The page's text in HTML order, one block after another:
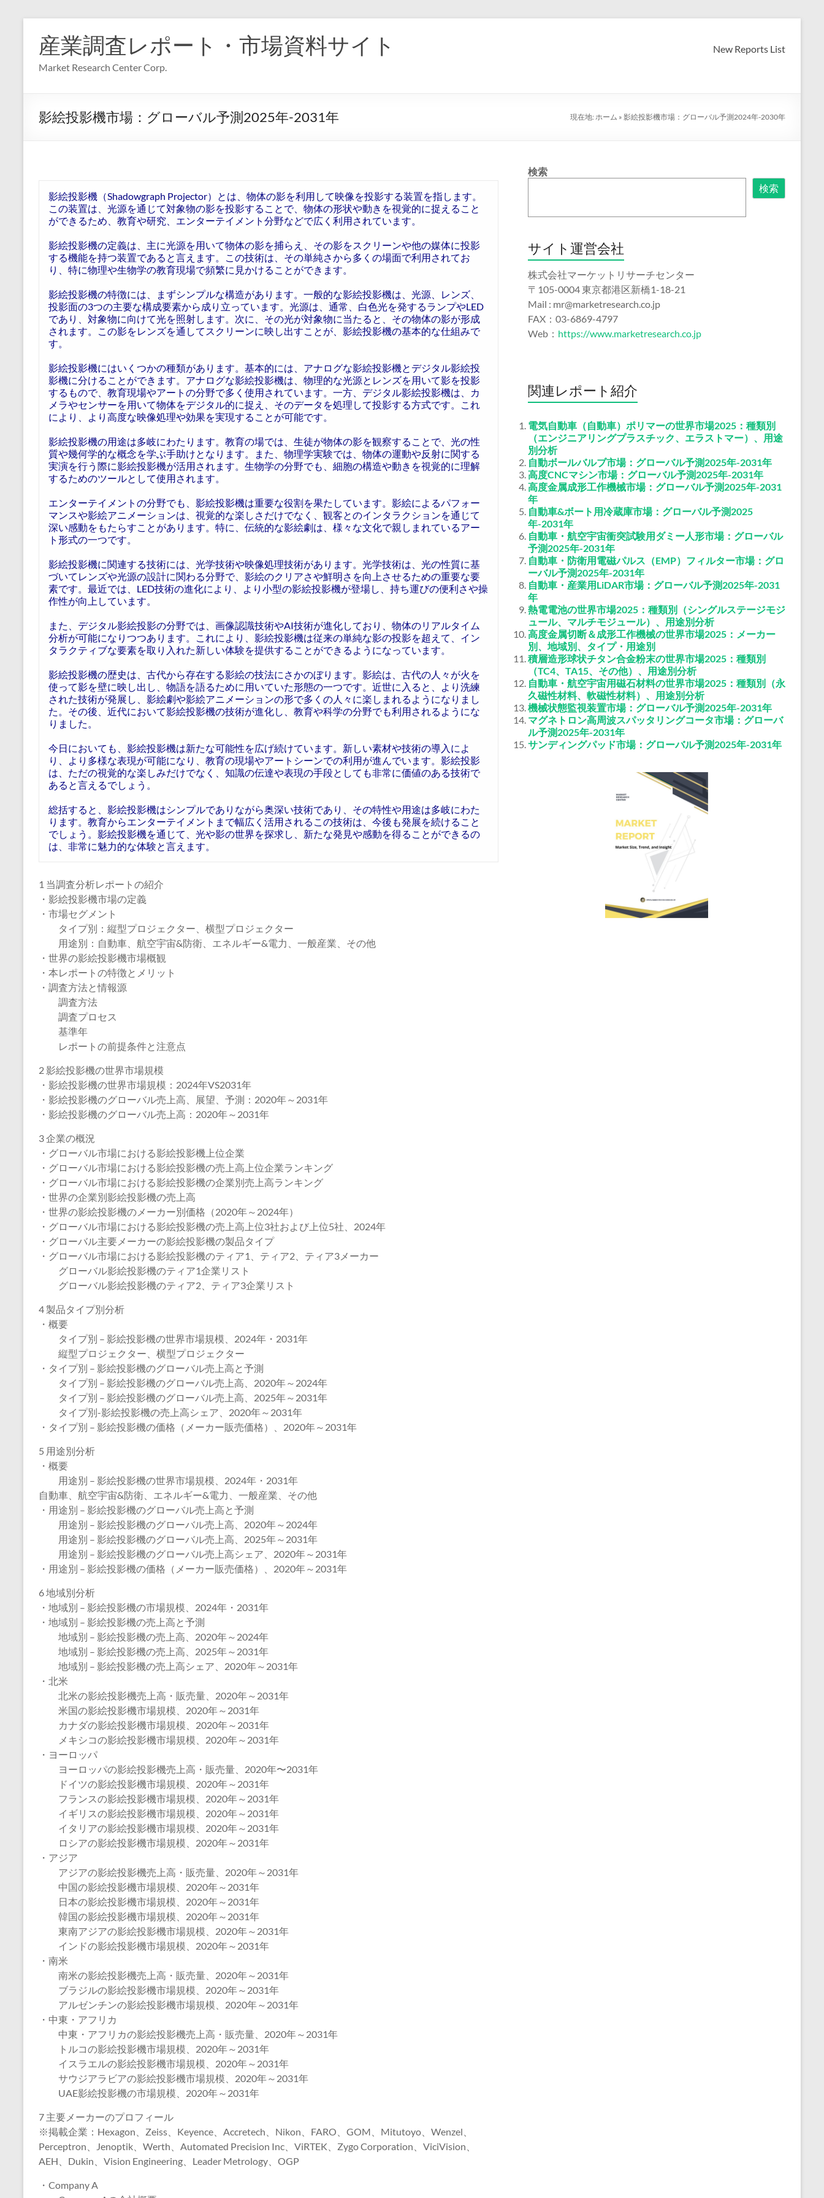
産業調査レポート・市場資料サイト
Market Research Center Corp.
New Reports List
影絵投影機市場：グローバル予測2025年-2031年 現在地: ホーム » 影絵投影機市場：グローバル予測2024年-2030年
影絵投影機（Shadowgraph Projector）とは、物体の影を利用して映像を投影する装置を指します。
この装置は、光源を通じて対象物の影を投影することで、物体の形状や動きを視覚的に捉えること
ができるため、教育や研究、エンターテイメント分野などで広く利用されています。
影絵投影機の定義は、主に光源を用いて物体の影を捕らえ、その影をスクリーンや他の媒体に投影
する機能を持つ装置であると言えます。この技術は、その単純さから多くの場面で利用されてお
り、特に物理や生物学の教育現場で頻繁に見かけることができます。
影絵投影機の特徴には、まずシンプルな構造があります。一般的な影絵投影機は、光源、レンズ、
投影面の3つの主要な構成要素から成り立っています。光源は、通常、白色光を発するランプやLED
であり、対象物に向けて光を照射します。次に、その光が対象物に当たると、その物体の影が形成
されます。この影をレンズを通してスクリーンに映し出すことが、影絵投影機の基本的な仕組みで
す。
影絵投影機にはいくつかの種類があります。基本的には、アナログな影絵投影機とデジタル影絵投
影機に分けることができます。アナログな影絵投影機は、物理的な光源とレンズを用いて影を投影
するもので、教育現場やアートの分野で多く使用されています。一方、デジタル影絵投影機は、カ
メラやセンサーを用いて物体をデジタル的に捉え、そのデータを処理して投影する方式です。これ
により、より高度な映像処理や効果を実現することが可能です。
影絵投影機の用途は多岐にわたります。教育の場では、生徒が物体の影を観察することで、光の性
質や幾何学的な概念を学ぶ手助けとなります。また、物理学実験では、物体の運動や反射に関する
実演を行う際に影絵投影機が活用されます。生物学の分野でも、細胞の構造や動きを視覚的に理解
するためのツールとして使用されます。
エンターテイメントの分野でも、影絵投影機は重要な役割を果たしています。影絵によるパフォー
マンスや影絵アニメーションは、視覚的な楽しさだけでなく、観客とのインタラクションを通じて
深い感動をもたらすことがあります。特に、伝統的な影絵劇は、様々な文化で親しまれているアー
ト形式の一つです。
影絵投影機に関連する技術には、光学技術や映像処理技術があります。光学技術は、光の性質に基
づいてレンズや光源の設計に関わる分野で、影絵のクリアさや鮮明さを向上させるための重要な要
素です。最近では、LED技術の進化により、より小型の影絵投影機が登場し、持ち運びの便利さや操
作性が向上しています。
また、デジタル影絵投影の分野では、画像認識技術やAI技術が進化しており、物体のリアルタイム
分析が可能になりつつあります。これにより、影絵投影機は従来の単純な影の投影を超えて、イン
タラクティブな要素を取り入れた新しい体験を提供することができるようになっています。
影絵投影機の歴史は、古代から存在する影絵の技法にさかのぼります。影絵は、古代の人々が火を
使って影を壁に映し出し、物語を語るために用いていた形態の一つです。近世に入ると、より洗練
された技術が発展し、影絵劇や影絵アニメーションの形で多くの人々に楽しまれるようになりまし
た。その後、近代において影絵投影機の技術が進化し、教育や科学の分野でも利用されるようにな
りました。
今日においても、影絵投影機は新たな可能性を広げ続けています。新しい素材や技術の導入によ
り、より多様な表現が可能になり、教育の現場やアートシーンでの利用が進んでいます。影絵投影
は、ただの視覚的な楽しみだけでなく、知識の伝達や表現の手段としても非常に価値のある技術で
あると言えるでしょう。
総括すると、影絵投影機はシンプルでありながら奥深い技術であり、その特性や用途は多岐にわた
ります。教育からエンターテイメントまで幅広く活用されるこの技術は、今後も発展を続けること
でしょう。影絵投影機を通じて、光や影の世界を探求し、新たな発見や感動を得ることができるの
は、非常に魅力的な体験と言えます。
1 当調査分析レポートの紹介
・影絵投影機市場の定義
・市場セグメント
タイプ別：縦型プロジェクター、横型プロジェクター
用途別：自動車、航空宇宙&防衛、エネルギー&電力、一般産業、その他
・世界の影絵投影機市場概観
・本レポートの特徴とメリット
・調査方法と情報源
調査方法
調査プロセス
基準年
レポートの前提条件と注意点
2 影絵投影機の世界市場規模
・影絵投影機の世界市場規模：2024年VS2031年
・影絵投影機のグローバル売上高、展望、予測：2020年～2031年
・影絵投影機のグローバル売上高：2020年～2031年
3 企業の概況
・グローバル市場における影絵投影機上位企業
・グローバル市場における影絵投影機の売上高上位企業ランキング
・グローバル市場における影絵投影機の企業別売上高ランキング
・世界の企業別影絵投影機の売上高
・世界の影絵投影機のメーカー別価格（2020年～2024年）
・グローバル市場における影絵投影機の売上高上位3社および上位5社、2024年
・グローバル主要メーカーの影絵投影機の製品タイプ
・グローバル市場における影絵投影機のティア1、ティア2、ティア3メーカー
グローバル影絵投影機のティア1企業リスト
グローバル影絵投影機のティア2、ティア3企業リスト
4 製品タイプ別分析
・概要
タイプ別 – 影絵投影機の世界市場規模、2024年・2031年
縦型プロジェクター、横型プロジェクター
・タイプ別 – 影絵投影機のグローバル売上高と予測
タイプ別 – 影絵投影機のグローバル売上高、2020年～2024年
タイプ別 – 影絵投影機のグローバル売上高、2025年～2031年
タイプ別-影絵投影機の売上高シェア、2020年～2031年
・タイプ別 – 影絵投影機の価格（メーカー販売価格）、2020年～2031年
5 用途別分析
・概要
用途別 – 影絵投影機の世界市場規模、2024年・2031年
自動車、航空宇宙&防衛、エネルギー&電力、一般産業、その他
・用途別 – 影絵投影機のグローバル売上高と予測
用途別 – 影絵投影機のグローバル売上高、2020年～2024年
用途別 – 影絵投影機のグローバル売上高、2025年～2031年
用途別 – 影絵投影機のグローバル売上高シェア、2020年～2031年
・用途別 – 影絵投影機の価格（メーカー販売価格）、2020年～2031年
6 地域別分析
・地域別 – 影絵投影機の市場規模、2024年・2031年
・地域別 – 影絵投影機の売上高と予測
地域別 – 影絵投影機の売上高、2020年～2024年
地域別 – 影絵投影機の売上高、2025年～2031年
地域別 – 影絵投影機の売上高シェア、2020年～2031年
・北米
北米の影絵投影機売上高・販売量、2020年～2031年
米国の影絵投影機市場規模、2020年～2031年
カナダの影絵投影機市場規模、2020年～2031年
メキシコの影絵投影機市場規模、2020年～2031年
・ヨーロッパ
ヨーロッパの影絵投影機売上高・販売量、2020年〜2031年
ドイツの影絵投影機市場規模、2020年～2031年
フランスの影絵投影機市場規模、2020年～2031年
イギリスの影絵投影機市場規模、2020年～2031年
イタリアの影絵投影機市場規模、2020年～2031年
ロシアの影絵投影機市場規模、2020年～2031年
・アジア
アジアの影絵投影機売上高・販売量、2020年～2031年
中国の影絵投影機市場規模、2020年～2031年
日本の影絵投影機市場規模、2020年～2031年
韓国の影絵投影機市場規模、2020年～2031年
東南アジアの影絵投影機市場規模、2020年～2031年
インドの影絵投影機市場規模、2020年～2031年
・南米
南米の影絵投影機売上高・販売量、2020年～2031年
ブラジルの影絵投影機市場規模、2020年～2031年
アルゼンチンの影絵投影機市場規模、2020年～2031年
・中東・アフリカ
中東・アフリカの影絵投影機売上高・販売量、2020年～2031年
トルコの影絵投影機市場規模、2020年～2031年
イスラエルの影絵投影機市場規模、2020年～2031年
サウジアラビアの影絵投影機市場規模、2020年～2031年
UAE影絵投影機の市場規模、2020年～2031年
7 主要メーカーのプロフィール
※掲載企業：Hexagon、Zeiss、Keyence、Accretech、Nikon、FARO、GOM、Mitutoyo、Wenzel、
Perceptron、Jenoptik、Werth、Automated Precision Inc、ViRTEK、Zygo Corporation、ViciVision、
AEH、Dukin、Vision Engineering、Leader Metrology、OGP
・Company A
検索
検索
サイト運営会社
株式会社マーケットリサーチセンター
〒105-0004 東京都港区新橋1-18-21
Mail : mr@marketresearch.co.jp
FAX：03-6869-4797
Web： https://www.marketresearch.co.jp
関連レポート紹介
電気自動車（自動車）ポリマーの世界市場2025：種類別
（エンジニアリングプラスチック、エラストマー）、用途
別分析
自動ボールバルブ市場：グローバル予測2025年-2031年
高度CNCマシン市場：グローバル予測2025年-2031年
高度金属成形工作機械市場：グローバル予測2025年-2031
年
自動車&ボート用冷蔵庫市場：グローバル予測2025
年-2031年
自動車・航空宇宙衝突試験用ダミー人形市場：グローバル
予測2025年-2031年
自動車・防衛用電磁パルス（EMP）フィルター市場：グロ
ーバル予測2025年-2031年
自動車・産業用LiDAR市場：グローバル予測2025年-2031
年
熱電電池の世界市場2025：種類別（シングルステージモジ
ュール、マルチモジュール）、用途別分析
高度金属切断＆成形工作機械の世界市場2025：メーカー
別、地域別、タイプ・用途別
積層造形球状チタン合金粉末の世界市場2025：種類別
（TC4、TA15、その他）、用途別分析
自動車・航空宇宙用磁石材料の世界市場2025：種類別（永
久磁性材料、軟磁性材料）、用途別分析
機械状態監視装置市場：グローバル予測2025年-2031年
マグネトロン高周波スパッタリングコータ市場：グローバ
ル予測2025年-2031年
サンディングパッド市場：グローバル予測2025年-2031年